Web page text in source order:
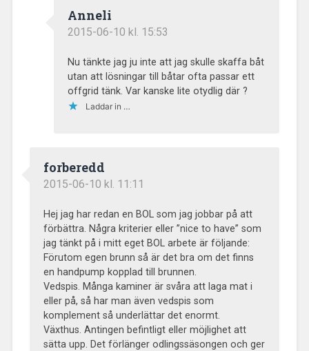
Anneli
2015-06-10 kl. 15:53
Nu tänkte jag ju inte att jag skulle skaffa båt
utan att lösningar till båtar ofta passar ett
offgrid tänk. Var kanske lite otydlig där ?
Laddar in …
forberedd
2015-06-10 kl. 11:11
Hej jag har redan en BOL som jag jobbar på att
förbättra. Några kriterier eller ”nice to have” som
jag tänkt på i mitt eget BOL arbete är följande:
Förutom egen brunn så är det bra om det finns
en handpump kopplad till brunnen.
Vedspis. Många kaminer är svåra att laga mat i
eller på, så har man även vedspis som
komplement så underlättar det enormt.
Växthus. Antingen befintligt eller möjlighet att
sätta upp. Det förlänger odlingssäsongen och ger